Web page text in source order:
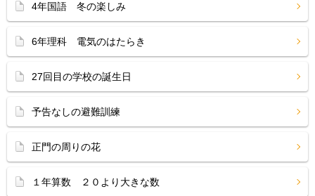
4年国語 冬の楽しみ
6年理科 電気のはたらき
27回目の学校の誕生日
予告なしの避難訓練
正門の周りの花
１年算数 ２０より大きな数